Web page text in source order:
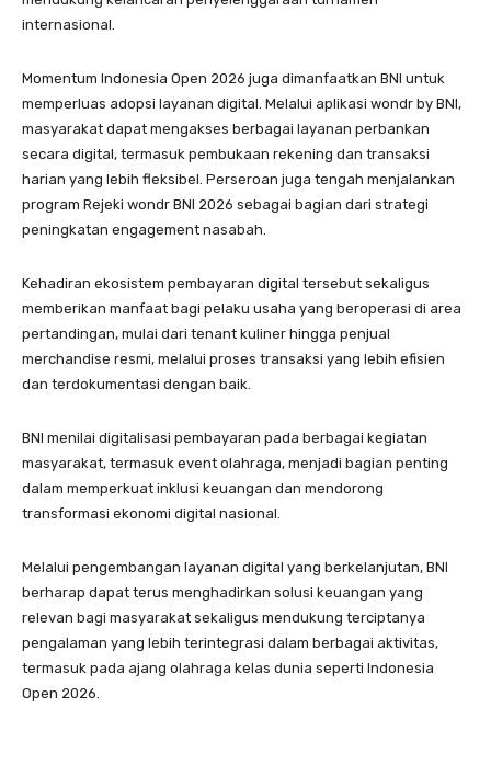
internasional.
Momentum Indonesia Open 2026 juga dimanfaatkan BNI untuk
memperluas adopsi layanan digital. Melalui aplikasi wondr by BNI,
masyarakat dapat mengakses berbagai layanan perbankan
secara digital, termasuk pembukaan rekening dan transaksi
harian yang lebih fleksibel. Perseroan juga tengah menjalankan
program Rejeki wondr BNI 2026 sebagai bagian dari strategi
peningkatan engagement nasabah.
Kehadiran ekosistem pembayaran digital tersebut sekaligus
memberikan manfaat bagi pelaku usaha yang beroperasi di area
pertandingan, mulai dari tenant kuliner hingga penjual
merchandise resmi, melalui proses transaksi yang lebih efisien
dan terdokumentasi dengan baik.
BNI menilai digitalisasi pembayaran pada berbagai kegiatan
masyarakat, termasuk event olahraga, menjadi bagian penting
dalam memperkuat inklusi keuangan dan mendorong
transformasi ekonomi digital nasional.
Melalui pengembangan layanan digital yang berkelanjutan, BNI
berharap dapat terus menghadirkan solusi keuangan yang
relevan bagi masyarakat sekaligus mendukung terciptanya
pengalaman yang lebih terintegrasi dalam berbagai aktivitas,
termasuk pada ajang olahraga kelas dunia seperti Indonesia
Open 2026.